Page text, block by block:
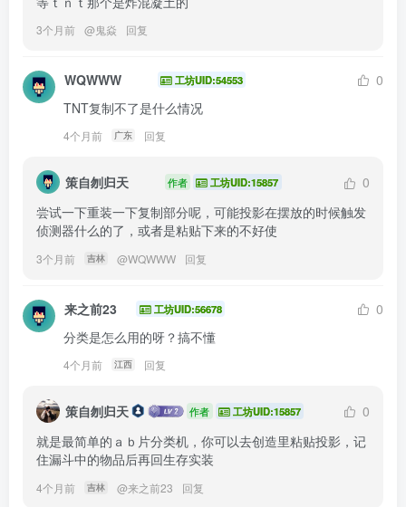
3个月前 @鬼焱 回复
WQWWW 工坊UID:54553
0
TNT复制不了是什么情况
4个月前 广东 回复
策自刎归天 作者 工坊UID:15857
0
尝试一下重装一下复制部分呢，可能投影在摆放的时候触发
侦测器什么的了，或者是粘贴下来的不好使
3个月前 吉林 @WQWWW 回复
来之前23 工坊UID:56678
0
分类是怎么用的呀？搞不懂
4个月前 江西 回复
策自刎归天 作者 工坊UID:15857
0
就是最简单的ａｂ片分类机，你可以去创造里粘贴投影，记
住漏斗中的物品后再回生存实装
4个月前 吉林 @来之前23 回复